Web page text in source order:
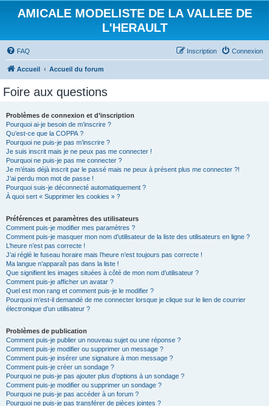
AMICALE MODELISTE DE LA VALLEE DE
L'HERAULT
FAQ Connexion
Inscription
Accueil Accueil du forum
Foire aux questions
Problèmes de connexion et d’inscription
Pourquoi ai-je besoin de m’inscrire ?
Qu’est-ce que la COPPA ?
Pourquoi ne puis-je pas m’inscrire ?
Je suis inscrit mais je ne peux pas me connecter !
Pourquoi ne puis-je pas me connecter ?
Je m’étais déjà inscrit par le passé mais ne peux à présent plus me connecter ?!
J’ai perdu mon mot de passe !
Pourquoi suis-je déconnecté automatiquement ?
À quoi sert « Supprimer les cookies » ?
Préférences et paramètres des utilisateurs
Comment puis-je modifier mes paramètres ?
Comment puis-je masquer mon nom d’utilisateur de la liste des utilisateurs en ligne ?
L’heure n’est pas correcte !
J’ai réglé le fuseau horaire mais l’heure n’est toujours pas correcte !
Ma langue n’apparaît pas dans la liste !
Que signifient les images situées à côté de mon nom d’utilisateur ?
Comment puis-je afficher un avatar ?
Quel est mon rang et comment puis-je le modifier ?
Pourquoi m’est-il demandé de me connecter lorsque je clique sur le lien de courrier
électronique d’un utilisateur ?
Problèmes de publication
Comment puis-je publier un nouveau sujet ou une réponse ?
Comment puis-je modifier ou supprimer un message ?
Comment puis-je insérer une signature à mon message ?
Comment puis-je créer un sondage ?
Pourquoi ne puis-je pas ajouter plus d’options à un sondage ?
Comment puis-je modifier ou supprimer un sondage ?
Pourquoi ne puis-je pas accéder à un forum ?
Pourquoi ne puis-je pas transférer de pièces jointes ?